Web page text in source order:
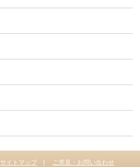
サイトマップ ご意見・お問い合わせ